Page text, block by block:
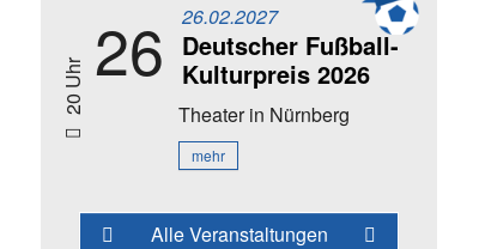
20 Uhr 26 26.02.2027
Deutscher Fußball-
Kulturpreis 2026
Theaterin Nürnberg
mehr
Alle Veranstaltungen